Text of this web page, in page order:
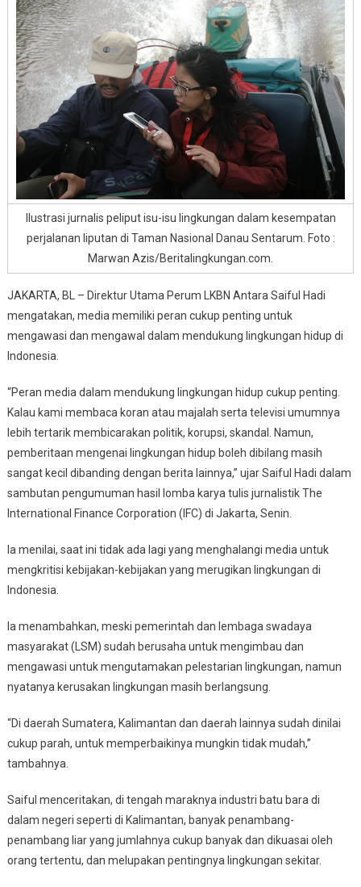
Ajak
Media
Mendukung
Lingkungan
Hidup
Ilustrasi jurnalis peliput isu-isu lingkungan dalam kesempatan
perjalanan liputan di Taman Nasional Danau Sentarum. Foto :
Marwan Azis/Beritalingkungan.com.
JAKARTA, BL – Direktur Utama Perum LKBN Antara Saiful Hadi
mengatakan, media memiliki peran cukup penting untuk
mengawasi dan mengawal dalam mendukung lingkungan hidup di
Indonesia.
“Peran media dalam mendukung lingkungan hidup cukup penting.
Kalau kami membaca koran atau majalah serta televisi umumnya
lebih tertarik membicarakan politik, korupsi, skandal. Namun,
pemberitaan mengenai lingkungan hidup boleh dibilang masih
sangat kecil dibanding dengan berita lainnya,” ujar Saiful Hadi dalam
sambutan pengumuman hasil lomba karya tulis jurnalistik The
International Finance Corporation (IFC) di Jakarta, Senin.
Ia menilai, saat ini tidak ada lagi yang menghalangi media untuk
mengkritisi kebijakan-kebijakan yang merugikan lingkungan di
Indonesia.
Ia menambahkan, meski pemerintah dan lembaga swadaya
masyarakat (LSM) sudah berusaha untuk mengimbau dan
mengawasi untuk mengutamakan pelestarian lingkungan, namun
nyatanya kerusakan lingkungan masih berlangsung.
“Di daerah Sumatera, Kalimantan dan daerah lainnya sudah dinilai
cukup parah, untuk memperbaikinya mungkin tidak mudah,”
tambahnya.
Saiful menceritakan, di tengah maraknya industri batu bara di
dalam negeri seperti di Kalimantan, banyak penambang-
penambang liar yang jumlahnya cukup banyak dan dikuasai oleh
orang tertentu, dan melupakan pentingnya lingkungan sekitar.